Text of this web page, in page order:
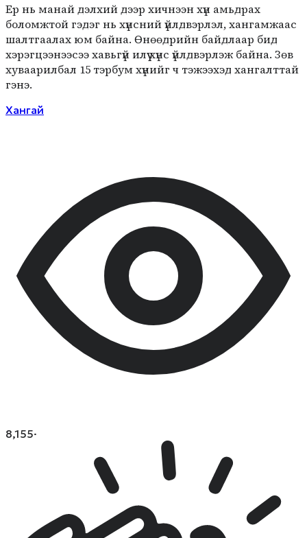
Ер нь манай дэлхий дээр хичнээн хүн амьдрах
боломжтой гэдэг нь хүнсний үйлдвэрлэл, хангамжаас
шалтгаалах юм байна. Өнөөдрийн байдлаар бид
хэрэгцээнээсээ хавьгүй илүү хүнс үйлдвэрлэж байна. Зөв
хуваарилбал 15 тэрбум хүнийг ч тэжээхэд хангалттай
гэнэ.
Хангай
8,155·